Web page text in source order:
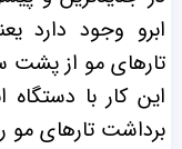
ابرو وجود دارد
تارهای مو از
این کار با
برداشت تارهای مو